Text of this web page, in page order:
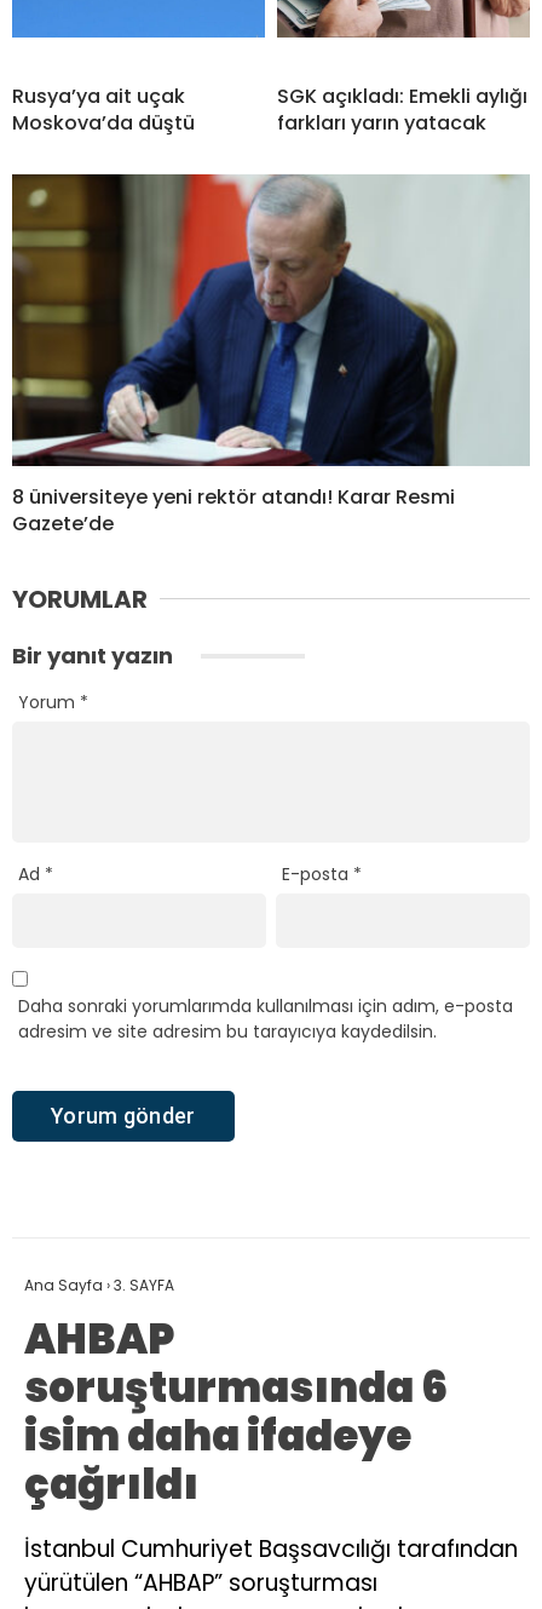
Rusya’ya ait uçak
Moskova’da düştü
SGK açıkladı: Emekli aylığı
farkları yarın yatacak
8 üniversiteye yeni rektör atandı! Karar Resmi
Gazete’de
YORUMLAR
Bir yanıt yazın
Yorum *
Ad * E-posta *
Daha sonraki yorumlarımda kullanılması için adım, e-posta
adresim ve site adresim bu tarayıcıya kaydedilsin.
Ana Sayfa ›3. SAYFA
AHBAP
soruşturmasında 6
isim daha ifadeye
çağrıldı
İstanbul Cumhuriyet Başsavcılığı tarafından
yürütülen “AHBAP” soruşturması